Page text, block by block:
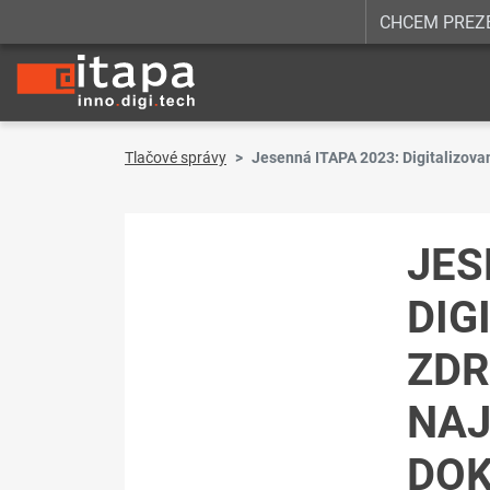
CHCEM
Tlačové správy Jesenná ITAPA 2023: